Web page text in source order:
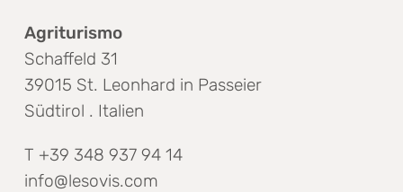
Agriturismo
Schaffeld 31
39015 St. Leonhard in Passeier
Südtirol . Italien
T +39 348 937 94 14
info@lesovis.com